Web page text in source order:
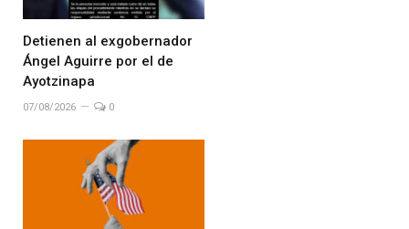
Detienen al exgobernador
Ángel Aguirre por el de
Ayotzinapa
07/08/2026 0